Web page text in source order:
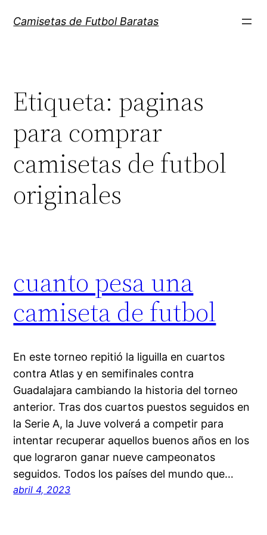
Camisetas de Futbol Baratas
Etiqueta: paginas
para comprar
camisetas de futbol
originales
cuanto pesa una
camiseta de futbol
En este torneo repitió la liguilla en cuartos
contra Atlas y en semifinales contra
Guadalajara cambiando la historia del torneo
anterior. Tras dos cuartos puestos seguidos en
la Serie A, la Juve volverá a competir para
intentar recuperar aquellos buenos años en los
que lograron ganar nueve campeonatos
seguidos. Todos los países del mundo que…
abril 4, 2023